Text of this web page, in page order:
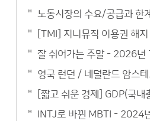
노동시장의 수요/공급과 한
[TMI] 지니뮤직 이용권 해
잘 쉬어가는 주말 - 2026년
영국 런던 / 네덜란드 암스
[짧고 쉬운 경제] GDP(국
INTJ로 바뀐 MBTI - 2024